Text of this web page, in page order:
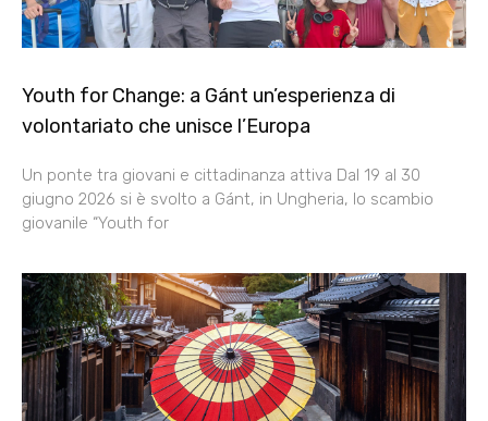
Youth for Change: a Gánt un’esperienza di
volontariato che unisce l’Europa
Un ponte tra giovani e cittadinanza attiva Dal 19 al 30
giugno 2026 si è svolto a Gánt, in Ungheria, lo scambio
giovanile “Youth for